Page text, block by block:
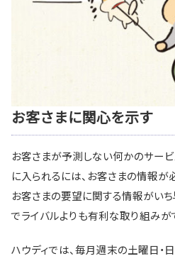
お客さまに関心を示す
お客さまが予測しない何かのサー
に入られるには、お客さまの情報が
お客さまの要望に関する情報がいち
でライバルよりも有利な取り組みが
ハウディでは、毎月週末の土曜日・